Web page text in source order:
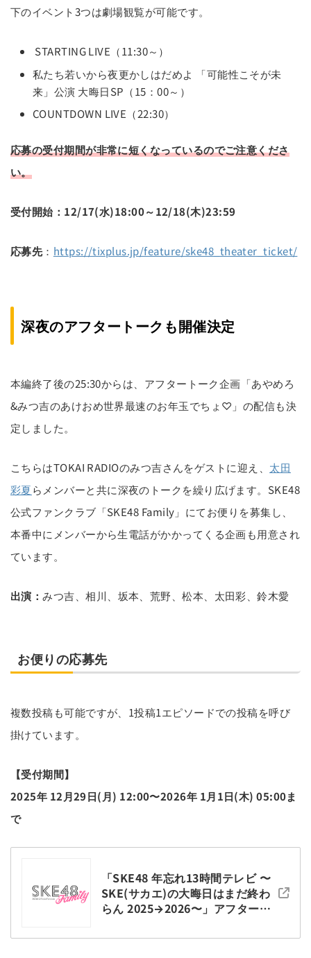
下のイベント3つは劇場観覧が可能です。
STARTING LIVE（11:30～）
私たち若いから夜更かしはだめよ 「可能性こそが未
来」公演 大晦日SP（15：00～）
COUNTDOWN LIVE（22:30）
応募の受付期間が非常に短くなっているのでご注意くださ
い。
受付開始：12/17(水)18:00～12/18(木)23:59
応募先： https://tixplus.jp/feature/ske48_theater_ticket/
深夜のアフタートークも開催決定
本編終了後の25:30からは、アフタートーク企画「あやめろ
&みつ吉のあけおめ世界最速のお年玉でちょ♡」の配信も決
定しました。
こちらはTOKAI RADIOのみつ吉さんをゲストに迎え、 太田
彩夏らメンバーと共に深夜のトークを繰り広げます。SKE48
公式ファンクラブ「SKE48 Family」にてお便りを募集し、
本番中にメンバーから生電話がかかってくる企画も用意され
ています。
出演：みつ吉、相川、坂本、荒野、松本、太田彩、鈴木愛
お便りの応募先
複数投稿も可能ですが、1投稿1エピソードでの投稿を呼び
掛けています。
【受付期間】
2025年 12月29日(月) 12:00〜2026年 1月1日(木) 05:00ま
で
「SKE48 年忘れ13時間テレビ 〜
SKE(サカエ)の大晦日はまだ終わ
らん 2025→2026〜」アフタート
ソード)を募集いたします!!